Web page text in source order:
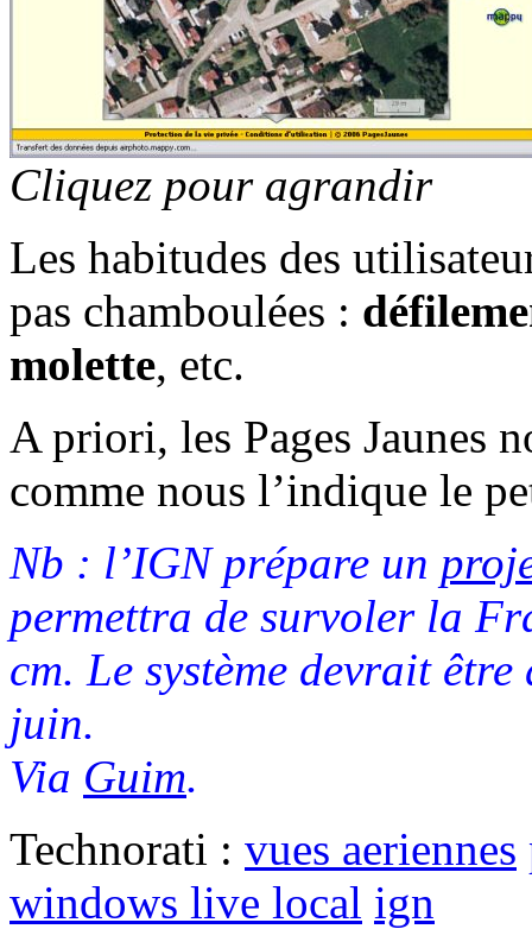
Cliquez pour agrandir
Les habitudes des
pas chamboulées :
molette, etc.
A priori, les Pages Jaunes
comme nous l’indique le
Nb : l’IGN prépare un
permettra de survoler la
cm. Le système devrait
juin.
Via Guim.
Technorati : vues aeriennes
windows live local ign